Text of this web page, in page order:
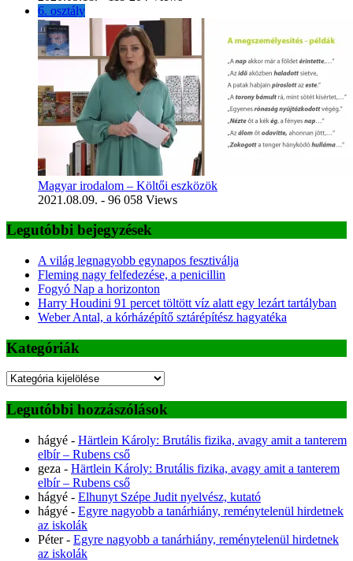
6. osztály
Magyar irodalom – Költői eszközök
2021.08.09. - 96 058 Views
Legutóbbi bejegyzések
A világ legnagyobb egynapos fesztiválja
Fleming nagy felfedezése, a penicillin
Fogyó Nap a horizonton
Harry Houdini 91 percet töltött víz alatt egy lezárt tartályban
Weber Antal, a kórházépítő sztárépítész hagyatéka
Kategóriák
Kategóriák
Legutóbbi hozzászólások
hágyé - Härtlein Károly: Brutális fizika, avagy amit a tanterem
elbír – Rubens cső
geza - Härtlein Károly: Brutális fizika, avagy amit a tanterem
elbír – Rubens cső
hágyé - Elhunyt Szépe Judit nyelvész, kutató
hágyé - Egyre nagyobb a tanárhiány, reménytelenül hirdetnek
az iskolák
Péter- Egyre nagyobb a tanárhiány, reménytelenül hirdetnek
az iskolák